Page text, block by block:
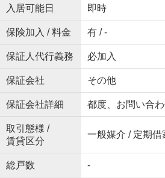
入居可能日 即時
保険加入 / 料金 有 / -
保証人代行義務 必加入
保証会社 その他
保証会社詳細 都度、お問い合わ
取引態様 /
賃貸区分
一般媒介 / 定期借
総戸数 -